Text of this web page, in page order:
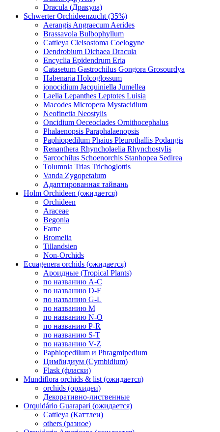
Dracula (Дракула)
Schwerter Orchideenzucht (35%)
Aerangis Angraecum Aerides
Brassavola Bulbophyllum
Cattleya Cleisostoma Coelogyne
Dendrobium Dichaea Dracula
Encyclia Epidendrum Eria
Catasetum Gastrochilus Gongora Grosourdya
Habenaria Holcoglossum
ionocidium Jacquiniella Jumellea
Laelia Lepanthes Leptotes Luisia
Macodes Micropera Mystacidium
Neofinetia Neostylis
Oncidium Oeceoclades Ornithocephalus
Phalaenopsis Paraphalaenopsis
Paphiopedilum Phaius Pleurothallis Podangis
Renanthera Rhyncholaelia Rhynchostylis
Sarcochilus Schoenorchis Stanhopea Sedirea
Tolumnia Trias Trichoglottis
Vanda Zygopetalum
Адаптированная тайвань
Holm Orchideen (ожидается)
Orchideen
Araceae
Begonia
Farne
Bromelia
Tillandsien
Non-Orchids
Ecuagenera orchids (ожидается)
Ароидные (Tropical Plants)
по названию A-C
по названию D-F
по названию G-L
по названию M
по названию N-O
по названию P-R
по названию S-T
по названию V-Z
Paphiopedilum и Phragmipedium
Цимбидиум (Cymbidium)
Flask (фласки)
Mundiflora orchids & list (ожидается)
orchids (орхидеи)
Декоративно-лиственные
Orquidário Guarapari (ожидается)
Cattleya (Каттлеи)
others (разное)